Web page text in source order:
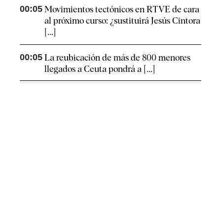
00:05 Movimientos tectónicos en RTVE de cara
al próximo curso: ¿sustituirá Jesús Cintora
[...]
00:05 La reubicación de más de 800 menores
llegados a Ceuta pondrá a [...]